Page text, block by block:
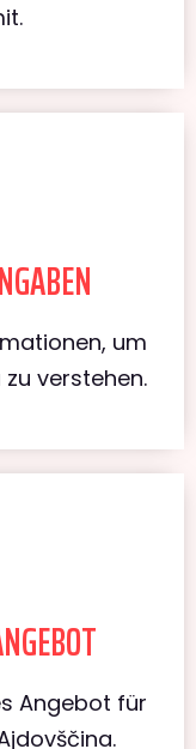
um
verstehen.
Angebot für